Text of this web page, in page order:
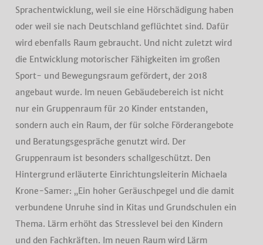
Sprachentwicklung, weil sie eine Hörschädigung haben
oder weil sie nach Deutschland geflüchtet sind. Dafür
wird ebenfalls Raum gebraucht. Und nicht zuletzt wird
die Entwicklung motorischer Fähigkeiten im großen
Sport- und Bewegungsraum gefördert, der 2018
angebaut wurde. Im neuen Gebäudebereich ist nicht
nur ein Gruppenraum für 20 Kinder entstanden,
sondern auch ein Raum, der für solche Förderangebote
und Beratungsgespräche genutzt wird. Der
Gruppenraum ist besonders schallgeschützt. Den
Hintergrund erläuterte Einrichtungsleiterin Michaela
Krone-Samer: „Ein hoher Geräuschpegel und die damit
verbundene Unruhe sind in Kitas und Grundschulen ein
Thema. Lärm erhöht das Stresslevel bei den Kindern
und den Fachkräften. Im neuen Raum wird Lärm